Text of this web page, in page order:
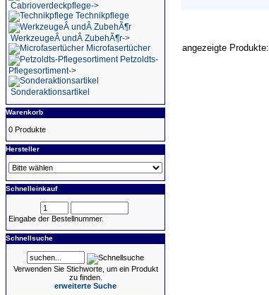
Cabrioverdeckpflege->
Technikpflege
WerkzeugeÂ undÂ ZubehÃ¶r->
Microfasertücher
Petzoldts-
Pflegesortiment->
Sonderaktionsartikel
Warenkorb
0 Produkte
Hersteller
Schnelleinkauf
Eingabe der Bestellnummer.
Schnellsuche
Verwenden Sie Stichworte, um ein Produkt
zu finden.
erweiterte Suche
angezeigte Produkte: